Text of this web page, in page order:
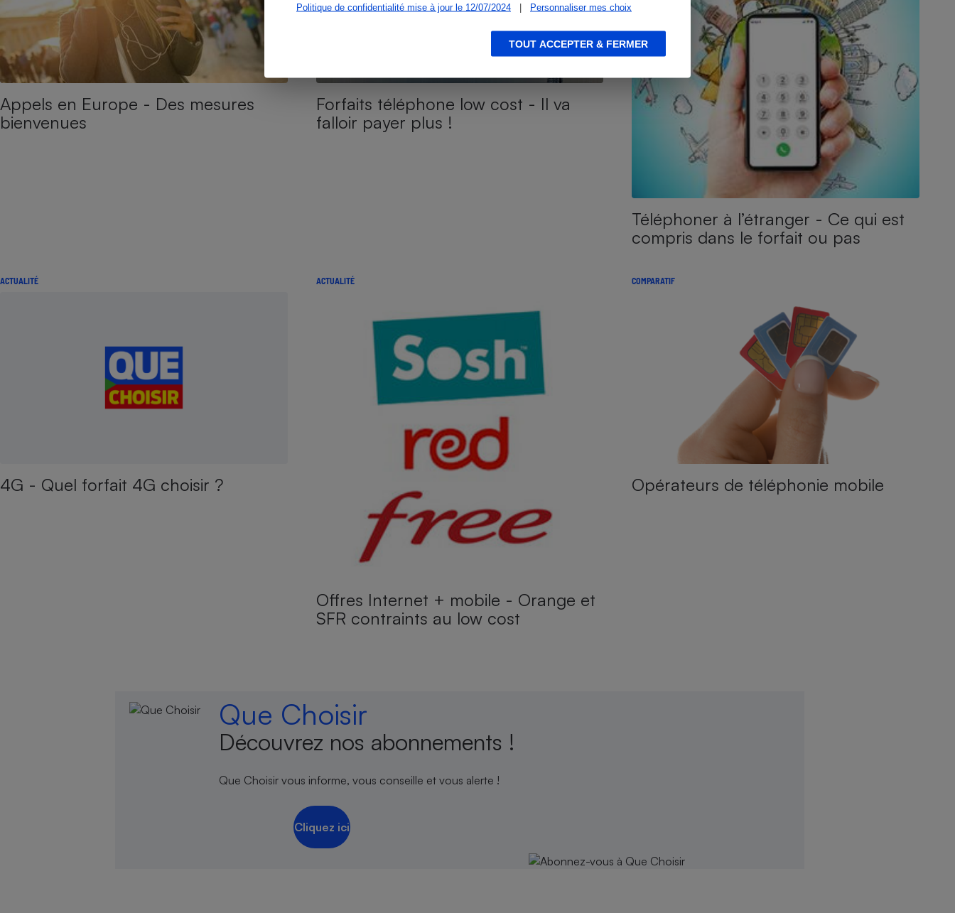
Politique de confidentialité mise à jour le 12/07/2024
| Personnaliser mes choix
TOUT ACCEPTER & FERMER
Appels en Europe - Des mesures
bienvenues
Forfaits téléphone low cost - Il va
falloir payer plus !
Téléphoner à l’étranger - Ce qui est
compris dans le forfait ou pas
ACTUALITÉ
4G - Quel forfait 4G choisir ?
ACTUALITÉ
Offres Internet + mobile - Orange et
SFR contraints au low cost
COMPARATIF
Opérateurs de téléphonie mobile
Que Choisir
Découvrez nos abonnements !
Que Choisir vous informe, vous conseille et vous alerte !
Cliquez ici